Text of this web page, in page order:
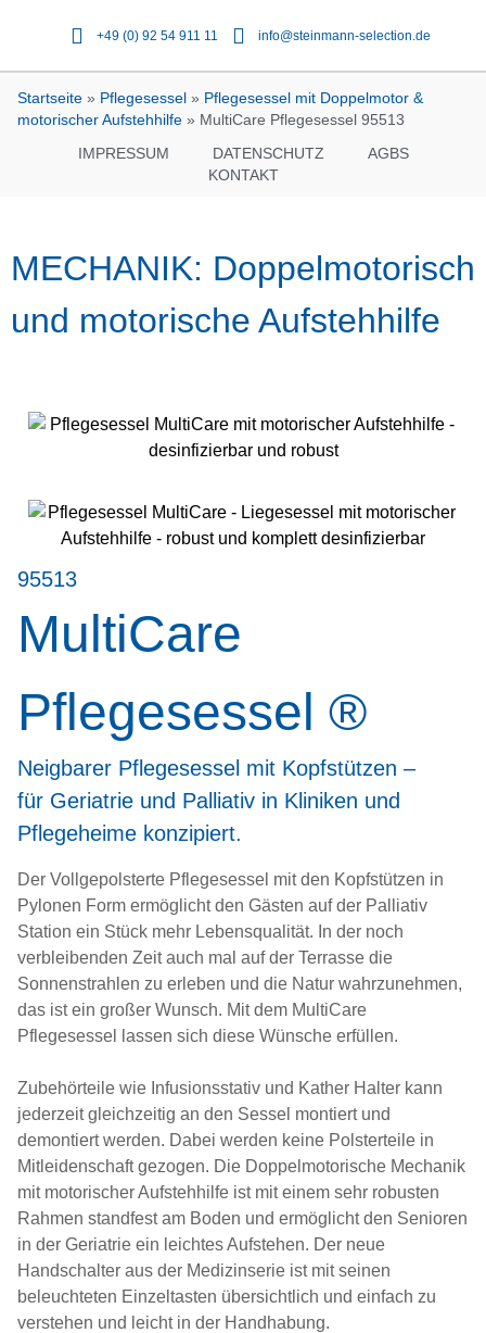
+49 (0) 92 54 911 11 info@steinmann-selection.de
Startseite » Pflegesessel » Pflegesessel mit Doppelmotor &
motorischer Aufstehhilfe » MultiCare Pflegesessel 95513
IMPRESSUM DATENSCHUTZ
AGBS
KONTAKT
MECHANIK: Doppelmotorisch
und motorische Aufstehhilfe
95513
MultiCare
Pflegesessel ®
Neigbarer Pflegesessel mit Kopfstützen –
für Geriatrie und Palliativ in Kliniken und
Pflegeheime konzipiert.
Der Vollgepolsterte Pflegesessel mit den Kopfstützen in
Pylonen Form ermöglicht den Gästen auf der Palliativ
Station ein Stück mehr Lebensqualität. In der noch
verbleibenden Zeit auch mal auf der Terrasse die
Sonnenstrahlen zu erleben und die Natur wahrzunehmen,
das ist ein großer Wunsch. Mit dem MultiCare
Pflegesessel lassen sich diese Wünsche erfüllen.
Zubehörteile wie Infusionsstativ und Kather Halter kann
jederzeit gleichzeitig an den Sessel montiert und
demontiert werden. Dabei werden keine Polsterteile in
Mitleidenschaft gezogen. Die Doppelmotorische Mechanik
mit motorischer Aufstehhilfe ist mit einem sehr robusten
Rahmen standfest am Boden und ermöglicht den Senioren
in der Geriatrie ein leichtes Aufstehen. Der neue
Handschalter aus der Medizinserie ist mit seinen
beleuchteten Einzeltasten übersichtlich und einfach zu
verstehen und leicht in der Handhabung.